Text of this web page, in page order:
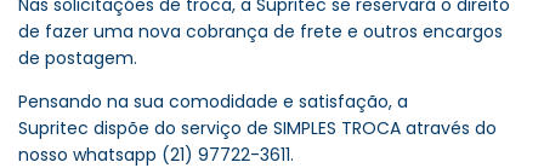
de fazer uma nova cobrança de frete e outros encargos
de postagem.
Pensando na sua comodidade e satisfação, a
Supritec dispõe do serviço de SIMPLES TROCA através do
nosso whatsapp (21) 97722-3611.